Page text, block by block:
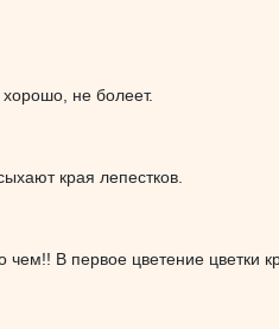
не болеет.
края лепестков.
В первое цветение цветки